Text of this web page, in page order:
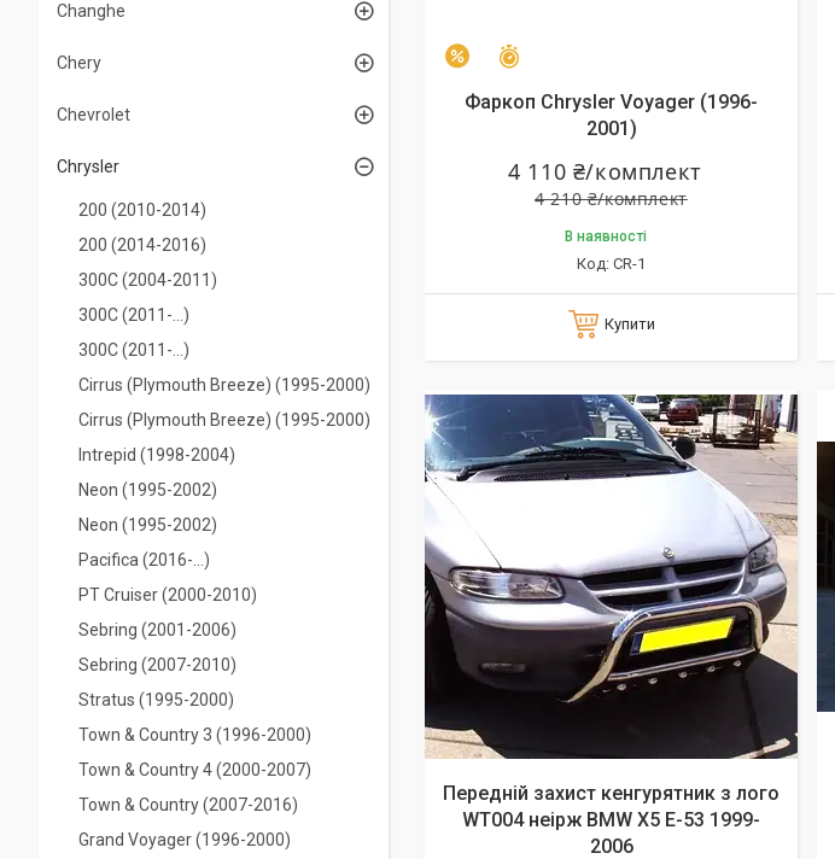
–2%
Фаркоп Chrysler Voyager (1996-
2001)
4 210 ₴/комплект
4 110 ₴/комплект
В наявності
CR-1
Купити
Передній захист кенгурятник з лого
WT004 неірж BMW X5 E-53 1999-
2006
Changhe
Chery
Chevrolet
Chrysler
200 (2010-2014)
200 (2014-2016)
300C (2004-2011)
300C (2011-...)
300C (2011-...)
Cirrus (Plymouth Breeze) (1995-2000)
Cirrus (Plymouth Breeze) (1995-2000)
Intrepid (1998-2004)
Neon (1995-2002)
Neon (1995-2002)
Pacifica (2016-...)
PT Cruiser (2000-2010)
Sebring (2001-2006)
Sebring (2007-2010)
Stratus (1995-2000)
Town & Country 3 (1996-2000)
Town & Country 4 (2000-2007)
Town & Country (2007-2016)
Grand Voyager (1996-2000)